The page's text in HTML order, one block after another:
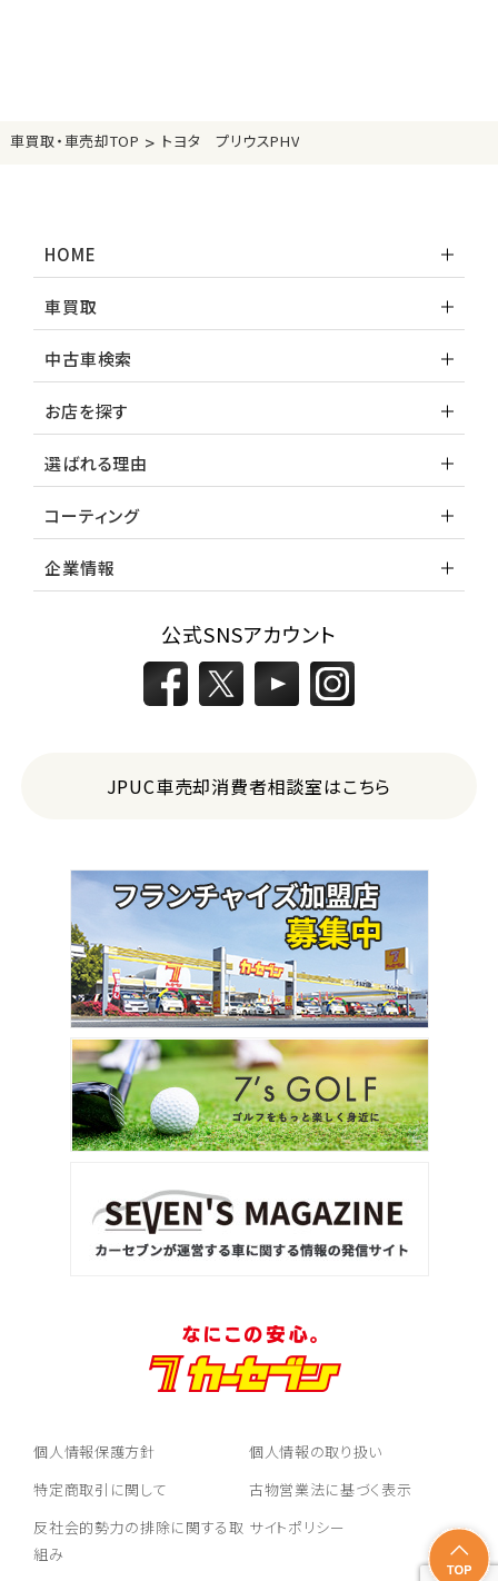
車買取・車売却TOP > トヨタ プリウスPHV
HOME
車買取
中古車検索
お店を探す
選ばれる理由
コーティング
企業情報
公式SNSアカウント
JPUC車売却消費者相談室はこちら
個人情報保護方針
個人情報の取り扱い
特定商取引に関して
古物営業法に基づく表示
反社会的勢力の排除に関する取
組み
サイトポリシー